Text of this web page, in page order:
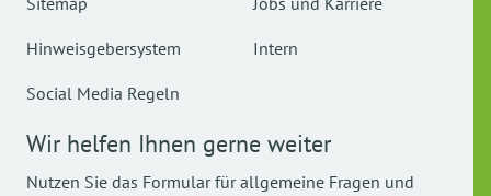
Hinweisgebersystem
Social Media Regeln
Intern
Wir helfen Ihnen gerne weiter
Nutzen Sie das Formular für allgemeine Fragen und